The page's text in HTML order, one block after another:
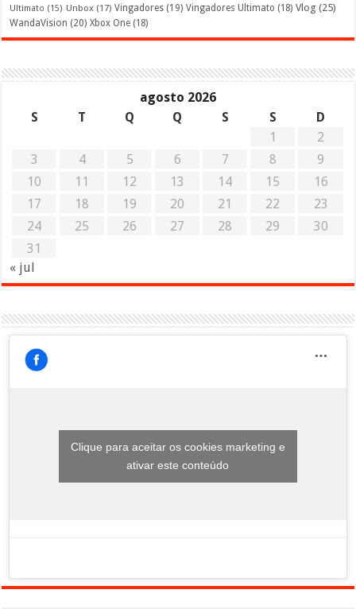
Ultimato (15) Unbox (17) Vingadores (19) Vingadores Ultimato (18) Vlog (25)
WandaVision (20) Xbox One (18)
agosto 2026
S
T Q Q S S
D
1
2
3
4 5 6 7 8
9
10
11 12 13 14 15
16
17
18 19 20 21 22
23
24
25 26 27 28 29
30
31
« jul
Clique para aceitar os cookies marketing e
ativar este conteúdo